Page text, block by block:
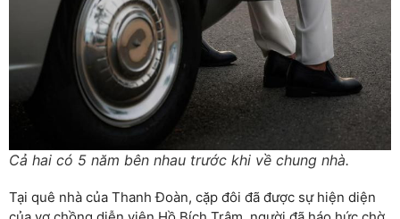
Cả hai có 5 năm bên nhau trước khi về chung nhà.
Tại quê nhà của Thanh Đoàn, cặp đôi đã được sự hiện diện